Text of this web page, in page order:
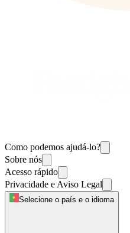
Como podemos ajudá-lo?
Sobre nós
Acesso rápido
Privacidade e Aviso Legal
Selecione o país e o idioma